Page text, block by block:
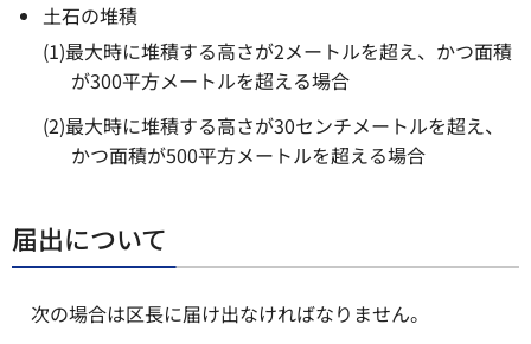
土石の堆積
(1)最大時に堆積する高さが2メートルを超え、かつ面積
が300平方メートルを超える場合
(2)最大時に堆積する高さが30センチメートルを超え、
かつ面積が500平方メートルを超える場合
届出について
次の場合は区長に届け出なければなりません。